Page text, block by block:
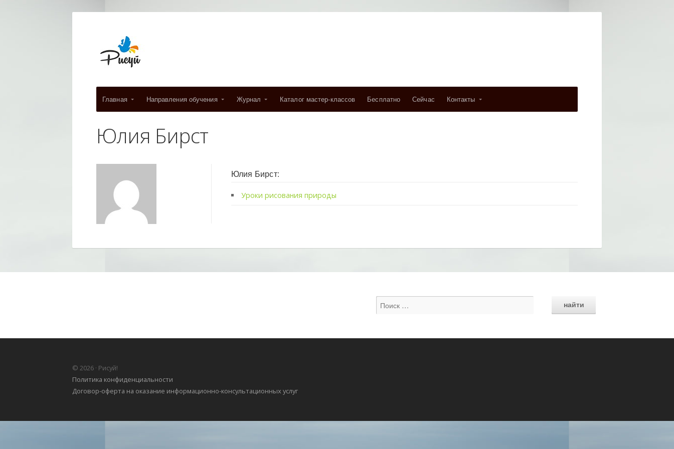
Главная Направления обучения Журнал Каталог мастер-классов Бесплатно Сейчас Контакты
Юлия Бирст
Юлия Бирст:
Уроки рисования природы
© 2026 · Рисуй!
Политика конфиденциальности
Договор-оферта на оказание информационно-консультационных услуг